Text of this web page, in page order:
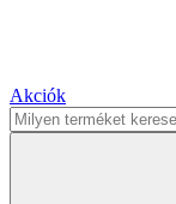
Akciók